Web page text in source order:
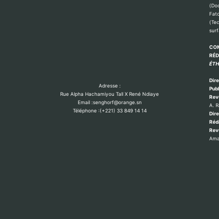
Adresse :
Rue Alpha Hachamiyou Tall X René Ndiaye
Email :senghorf@orange.sn
Téléphone :(+221) 33 849 14 14
A.